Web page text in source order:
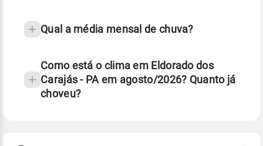
Qual a média mensal de chuva?
Fonte: 30 anos de dados de reanálise ERA5.
Como está o clima em Eldorado dos
Carajás - PA em agosto/2026? Quanto já
choveu?